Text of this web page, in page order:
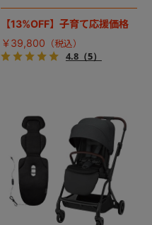
ISOFIX対応モデル。
【13%OFF】子育て応援価格
￥39,800
4.8（5）